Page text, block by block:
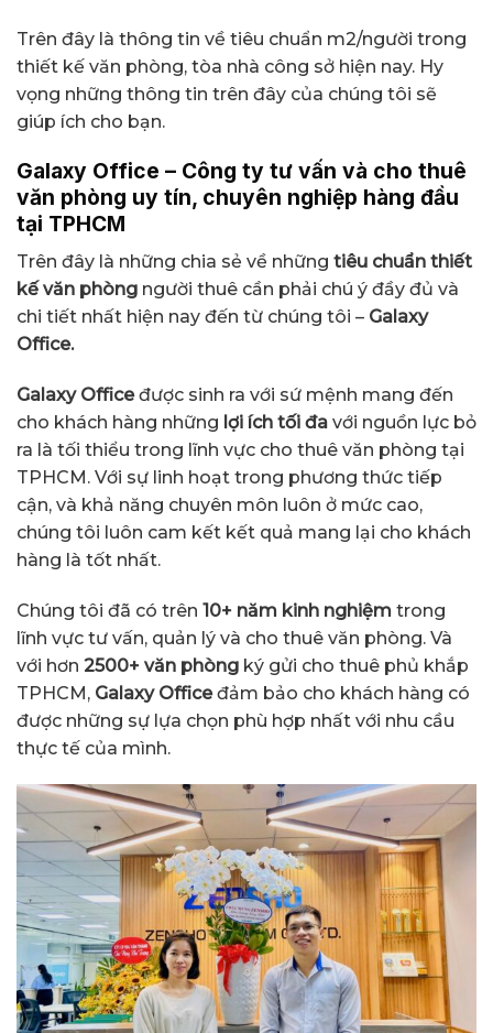
Trên đây là thông tin về tiêu chuẩn m2/người trong
thiết kế văn phòng, tòa nhà công sở hiện nay. Hy
vọng những thông tin trên đây của chúng tôi sẽ
giúp ích cho bạn.
Galaxy Office – Công ty tư vấn và cho thuê
văn phòng uy tín, chuyên nghiệp hàng đầu
tại TPHCM
Trên đây là những chia sẻ về những tiêu chuẩn thiết
kế văn phòng người thuê cần phải chú ý đầy đủ và
chi tiết nhất hiện nay đến từ chúng tôi – Galaxy
Office.
Galaxy Officeđược sinh ra với sứ mệnh mang đến
cho khách hàng những lợi ích tối đa với nguồn lực bỏ
ra là tối thiểu trong lĩnh vực cho thuê văn phòng tại
TPHCM. Với sự linh hoạt trong phương thức tiếp
cận, và khả năng chuyên môn luôn ở mức cao,
chúng tôi luôn cam kết kết quả mang lại cho khách
hàng là tốt nhất.
Chúng tôi đã có trên 10+ năm kinh nghiệm trong
lĩnh vực tư vấn, quản lý và cho thuê văn phòng. Và
với hơn 2500+ văn phòng ký gửi cho thuê phủ khắp
TPHCM, Galaxy Officeđảm bảo cho khách hàng có
được những sự lựa chọn phù hợp nhất với nhu cầu
thực tế của mình.